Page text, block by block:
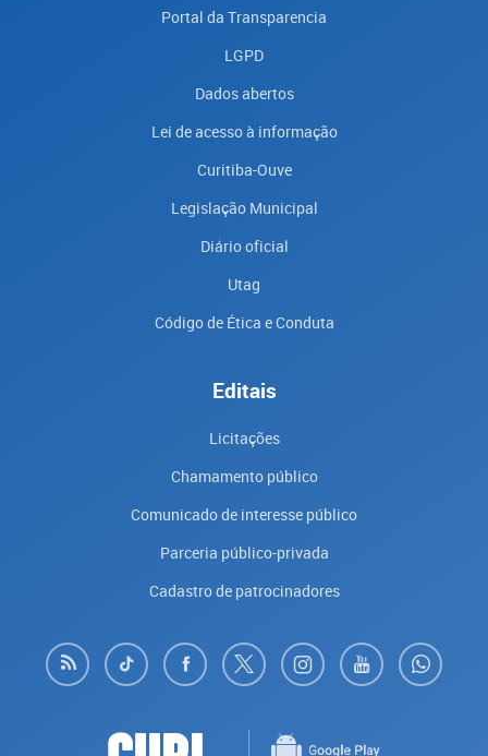
Portal da Transparencia
LGPD
Dados abertos
Lei de acesso à informação
Curitiba-Ouve
Legislação Municipal
Diário oficial
Utag
Código de Ética e Conduta
Editais
Licitações
Chamamento público
Comunicado de interesse público
Parceria público-privada
Cadastro de patrocinadores